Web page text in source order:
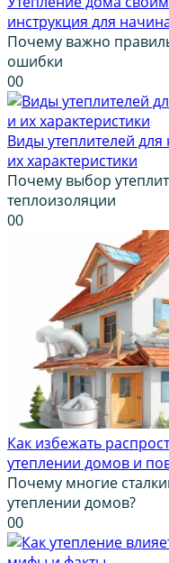
инструкция для
Почему важно
ошибки
00
Виды утеплителей
их характеристики
Почему выбор
теплоизоляции
00
Как избежать
утеплении домов и
Почему многие
утеплении домов?
00